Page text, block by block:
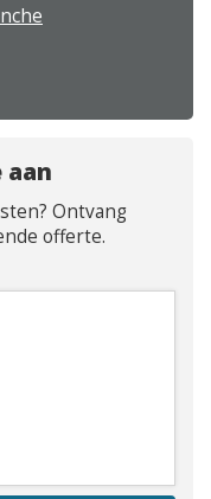
Ontvang
offerte.